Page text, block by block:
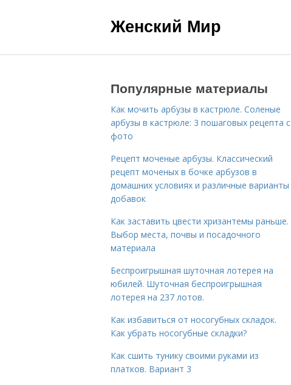
Женский Мир
Популярные материалы
Как мочить арбузы в кастрюле. Соленые
арбузы в кастрюле: 3 пошаговых рецепта с
фото
Рецепт моченые арбузы. Классический
рецепт моченых в бочке арбузов в
домашних условиях и различные варианты
добавок
Как заставить цвести хризантемы раньше.
Выбор места, почвы и посадочного
материала
Беспроигрышная шуточная лотерея на
юбилей. Шуточная беспроигрышная
лотерея на 237 лотов.
Как избавиться от носогубных складок.
Как убрать носогубные складки?
Как сшить тунику своими руками из
платков. Вариант 3